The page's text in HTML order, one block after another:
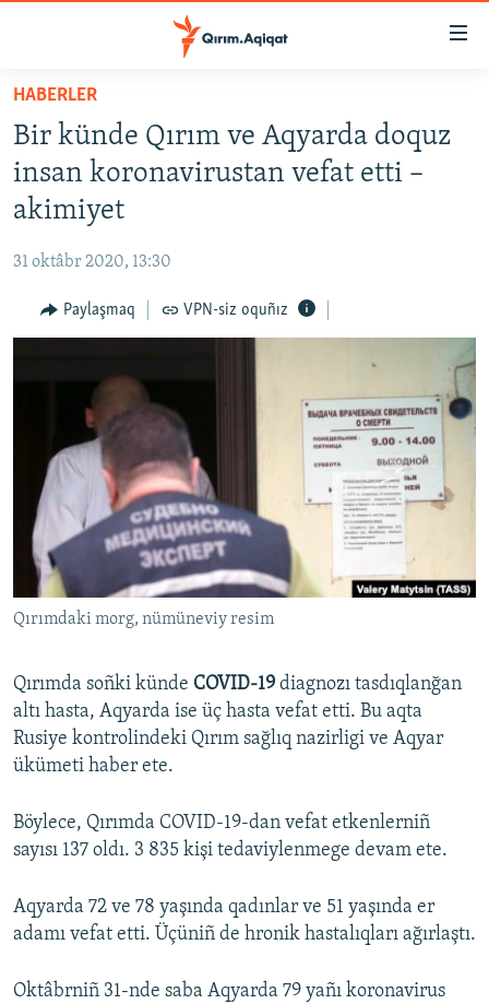
Esas
qaytmaq
Baş
navigatsiyağa
qaytmaq
Qıdıruvğa
HABERLER
İQTİSADİYAT
MEDENİYET
İNSAN AQLARI
BLOGLAR
FİKİR
Русский
Українською
QOŞULIÑIZ!
RFE/RS bütün saytları
HABERLER
Bir künde Qırım ve Aqyarda doquz
insan koronavirustan vefat etti –
akimiyet
31 oktâbr 2020, 13:30
Paylaşmaq VPN-siz oquñız
Qırımdaki morg, nümüneviy resim
Qırımda soñki künde COVID-19 diagnozı tasdıqlanğan
altı hasta, Aqyarda ise üç hasta vefat etti. Bu aqta
Rusiye kontrolindeki Qırım sağlıq nazirligi ve Aqyar
ükümeti haber ete.
Böylece, Qırımda COVID-19-dan vefat etkenlerniñ
sayısı 137 oldı. 3 835 kişi tedaviylenmege devam ete.
Aqyarda 72 ve 78 yaşında qadınlar ve 51 yaşında er
adamı vefat etti. Üçüniñ de hronik hastalıqları ağırlaştı.
Oktâbrniñ 31-nde saba Aqyarda 79 yañı koronavirus